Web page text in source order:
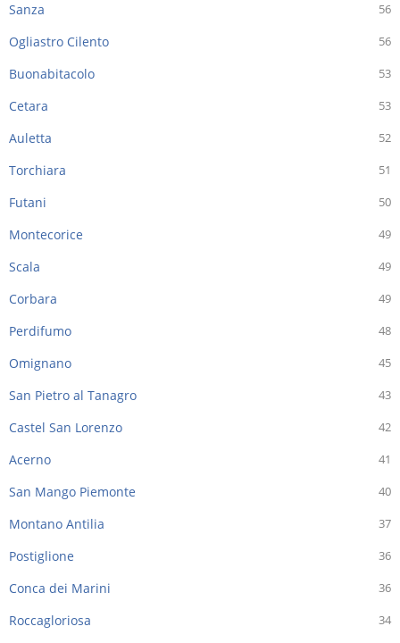
56
Sanza
56
Ogliastro Cilento
53
Buonabitacolo
53
Cetara
52
Auletta
51
Torchiara
50
Futani
49
Montecorice
49
Scala
49
Corbara
48
Perdifumo
45
Omignano
43
San Pietro al Tanagro
42
Castel San Lorenzo
41
Acerno
40
San Mango Piemonte
37
Montano Antilia
36
Postiglione
36
Conca dei Marini
34
Roccagloriosa